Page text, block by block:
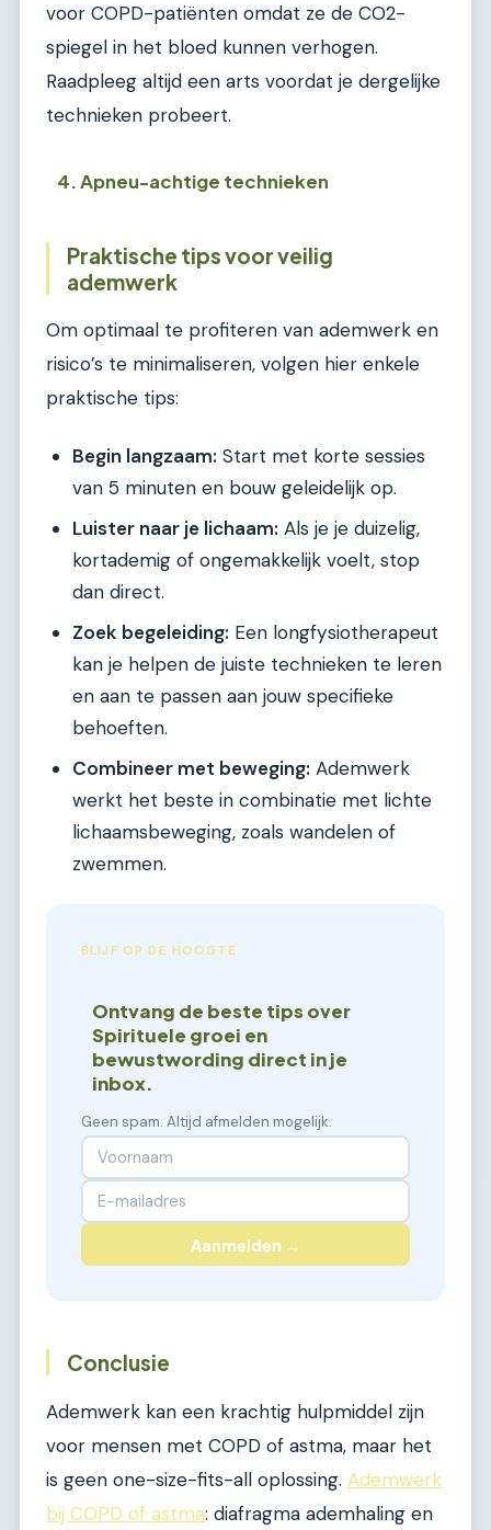
voor COPD-patiënten omdat ze de CO2-
spiegel in het bloed kunnen verhogen.
Raadpleeg altijd een arts voordat je dergelijke
technieken probeert.
4. Apneu-achtige technieken
Praktische tips voor veilig
ademwerk
Om optimaal te profiteren van ademwerk en
risico’s te minimaliseren, volgen hier enkele
praktische tips:
Begin langzaam: Start met korte sessies
van 5 minuten en bouw geleidelijk op.
Luister naar je lichaam: Als je je duizelig,
kortademig of ongemakkelijk voelt, stop
dan direct.
Zoek begeleiding: Een longfysiotherapeut
kan je helpen de juiste technieken te leren
en aan te passen aan jouw specifieke
behoeften.
Combineer met beweging: Ademwerk
werkt het beste in combinatie met lichte
lichaamsbeweging, zoals wandelen of
zwemmen.
BLIJF OP DE HOOGTE
Ontvang de beste tips over
Spirituele groei en
bewustwording direct in je
inbox.
Geen spam. Altijd afmelden mogelijk.
Aanmelden →
Conclusie
Ademwerk kan een krachtig hulpmiddel zijn
voor mensen met COPD of astma, maar het
is geen one-size-fits-all oplossing. Ademwerk
bij COPD of astma: diafragma ademhaling en